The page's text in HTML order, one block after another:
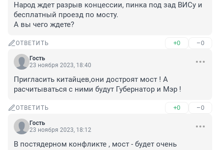
Народ ждет разрыв концессии, пинка под зад ВИСу и
бесплатный проезд по мосту.
А вы чего ждете?
ОТВЕТИТЬ +0 –0
Гость
23 ноября 2023, 18:40
Пригласить китайцев,они достроят мост ! А
расчитываться с ними будут Губернатор и Мэр !
ОТВЕТИТЬ +0 –0
Гость
23 ноября 2023, 18:12
В постядерном конфликте , мост - будет очень